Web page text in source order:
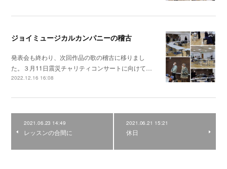
ジョイミュージカルカンパニーの稽古
発表会も終わり、次回作品の歌の稽古に移りまし
た。３月11日震災チャリティコンサートに向けて…
2022.12.16 16:08
2021.06.23 14:49
レッスンの合間に
2021.06.21 15:21
休日